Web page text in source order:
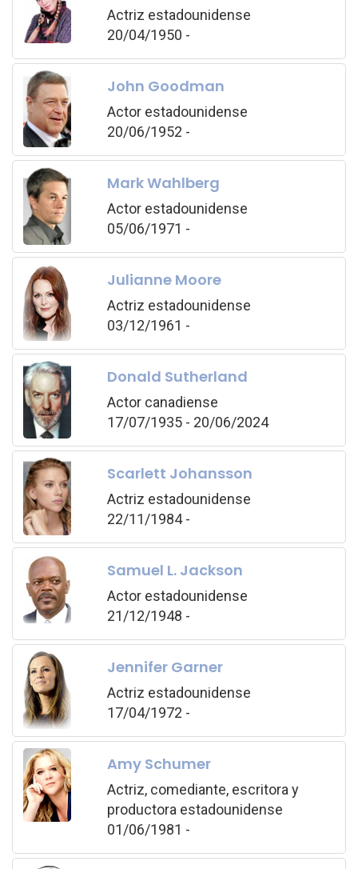
Actriz estadounidense
20/04/1950 -
John Goodman
Actor estadounidense
20/06/1952 -
Mark Wahlberg
Actor estadounidense
05/06/1971 -
Julianne Moore
Actriz estadounidense
03/12/1961 -
Donald Sutherland
Actor canadiense
17/07/1935 - 20/06/2024
Scarlett Johansson
Actriz estadounidense
22/11/1984 -
Samuel L. Jackson
Actor estadounidense
21/12/1948 -
Jennifer Garner
Actriz estadounidense
17/04/1972 -
Amy Schumer
Actriz, comediante, escritora y
productora estadounidense
01/06/1981 -